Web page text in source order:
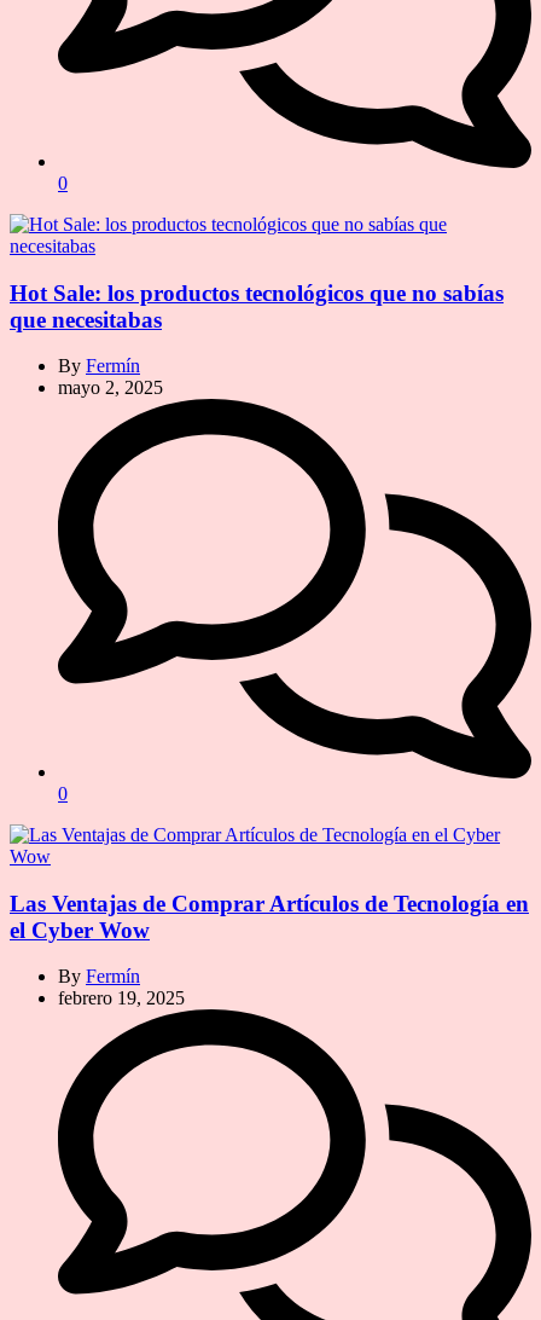
0
Hot Sale: los productos tecnológicos que no sabías
que necesitabas
By Fermín
mayo 2, 2025
0
Las Ventajas de Comprar Artículos de Tecnología en
el Cyber Wow
By Fermín
febrero 19, 2025